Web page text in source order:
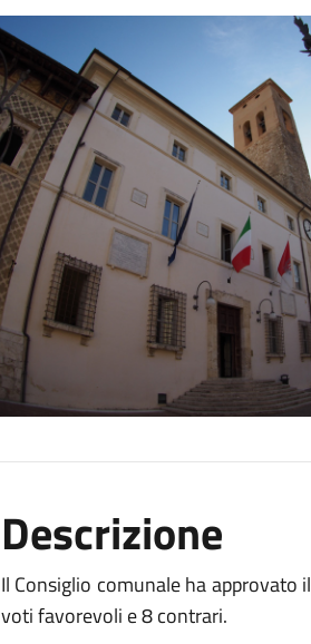
Descrizione
Il Consiglio comunale ha approvato
voti favorevoli e 8 contrari.